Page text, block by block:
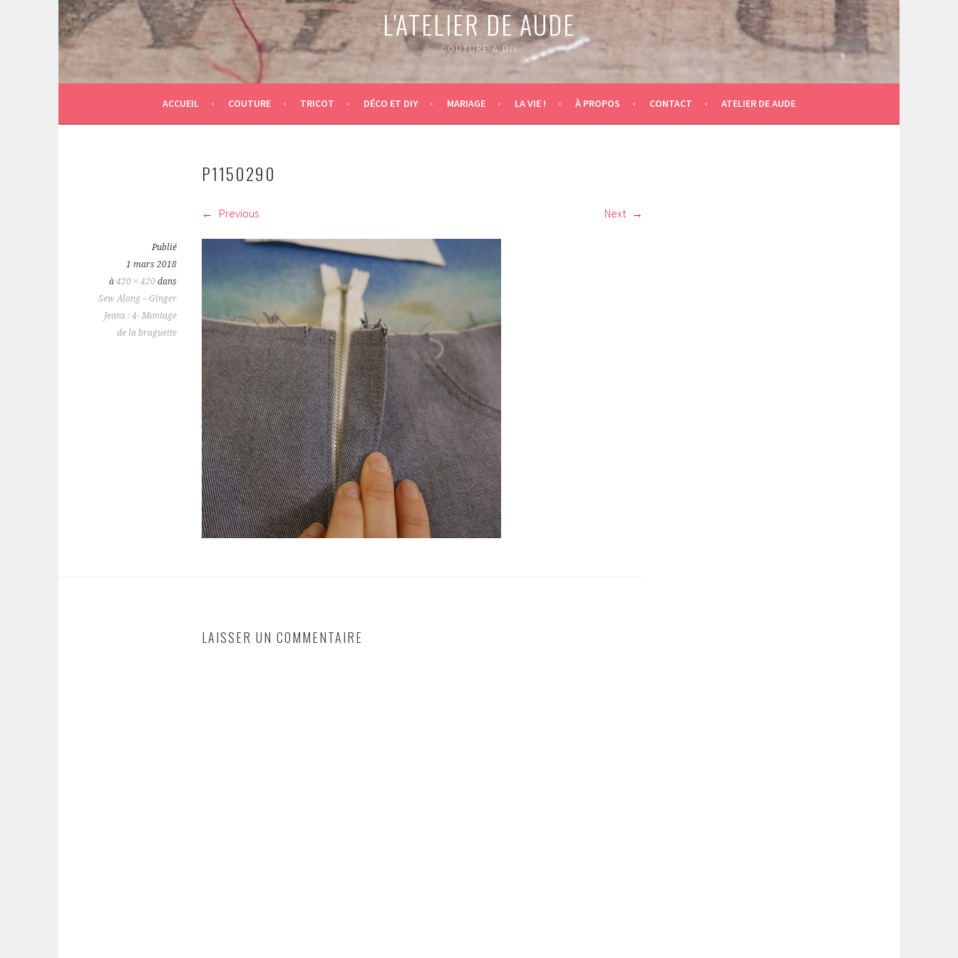
L'ATELIER DE AUDE
COUTURE & DIY
ACCUEIL COUTURE TRICOT DÉCO ET DIY MARIAGE LA VIE ! À PROPOS CONTACT ATELIER DE AUDE
P1150290
Previous Next
Publié
1 mars 2018
à 420 × 420 dans
Sew Along – Ginger
Jeans : 4- Montage
de la braguette
LAISSER UN COMMENTAIRE